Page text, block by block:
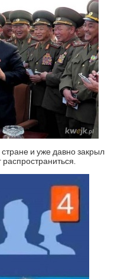
и уже давно закрыл